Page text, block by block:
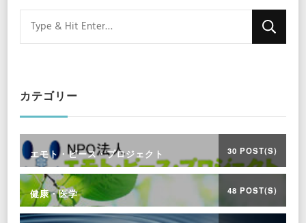
Looking
for
カテゴリー
エモト・ピース・プロジェクト 30 POST(S)
健康・医学 48 POST(S)